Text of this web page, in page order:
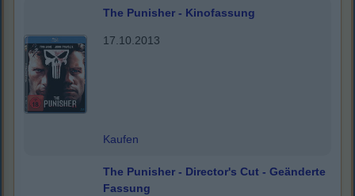
The Punisher - Kinofassung
17.10.2013
Kaufen
The Punisher - Director's Cut - Geänderte
Fassung